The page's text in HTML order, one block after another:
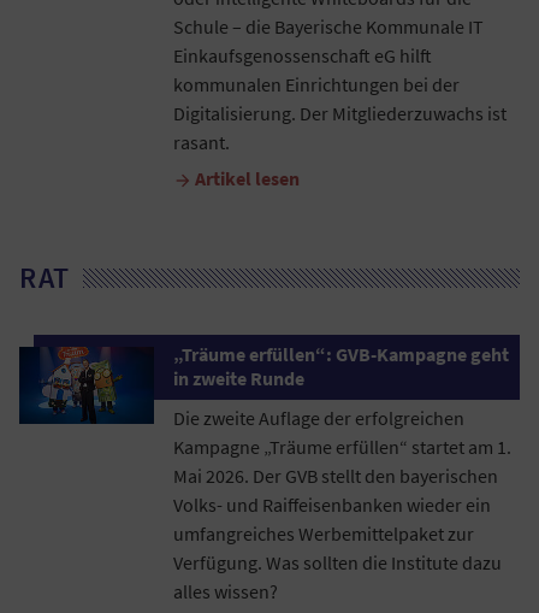
Schule – die Bayerische Kommunale IT
Einkaufsgenossenschaft eG hilft
kommunalen Einrichtungen bei der
Digitalisierung. Der Mitgliederzuwachs ist
rasant.
 Artikel lesen
RAT
„Träume erfüllen“: GVB-Kampagne geht
in zweite Runde
Die zweite Auflage der erfolgreichen
Kampagne „Träume erfüllen“ startet am 1.
Mai 2026. Der GVB stellt den bayerischen
Volks- und Raiffeisenbanken wieder ein
umfangreiches Werbemittelpaket zur
Verfügung. Was sollten die Institute dazu
alles wissen?